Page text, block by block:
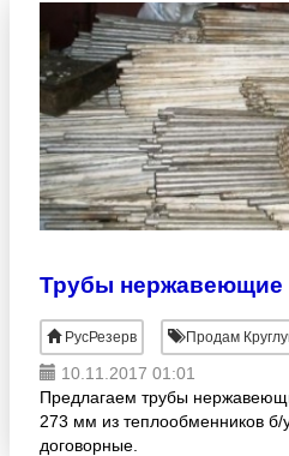
РусРезерв Продам
10.11.2017 01:01
Предлагаем трубы
273 мм из теплообменников
договорные.